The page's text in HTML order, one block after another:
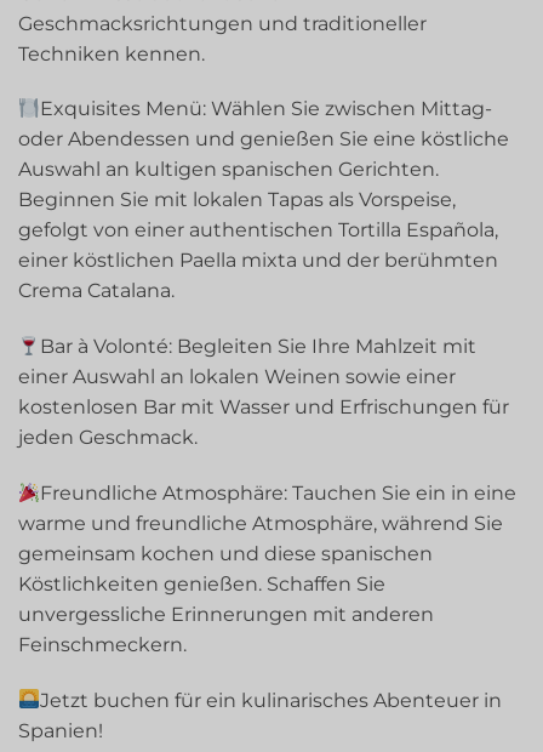
Geschmacksrichtungen und traditioneller
Techniken kennen.
Exquisites Menü: Wählen Sie zwischen Mittag-
oder Abendessen und genießen Sie eine köstliche
Auswahl an kultigen spanischen Gerichten.
Beginnen Sie mit lokalen Tapas als Vorspeise,
gefolgt von einer authentischen Tortilla Española,
einer köstlichen Paella mixta und der berühmten
Crema Catalana.
Bar à Volonté: Begleiten Sie Ihre Mahlzeit mit
einer Auswahl an lokalen Weinen sowie einer
kostenlosen Bar mit Wasser und Erfrischungen für
jeden Geschmack.
Freundliche Atmosphäre: Tauchen Sie ein in eine
warme und freundliche Atmosphäre, während Sie
gemeinsam kochen und diese spanischen
Köstlichkeiten genießen. Schaffen Sie
unvergessliche Erinnerungen mit anderen
Feinschmeckern.
Jetzt buchen für ein kulinarisches Abenteuer in
Spanien!